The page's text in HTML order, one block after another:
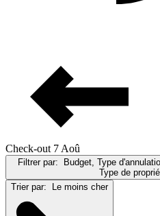
Check-out 7 Aoû
Filtrer par:
Budget, Type
Type de
Trier par:
Le moins cher